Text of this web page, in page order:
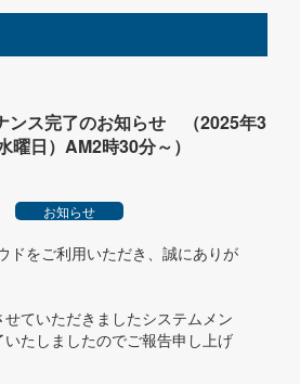
ンス完了のお知らせ （2025年3
曜日）AM2時30分～）
お知らせ
ドをご利用いただき、誠にありが
ていただきましたシステムメン
たしましたのでご報告申し上げ